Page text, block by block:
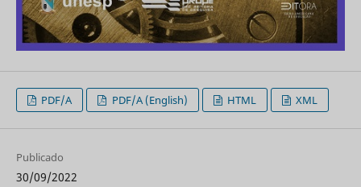
PDF/A PDF/A (English) HTML XML
Publicado
30/09/2022